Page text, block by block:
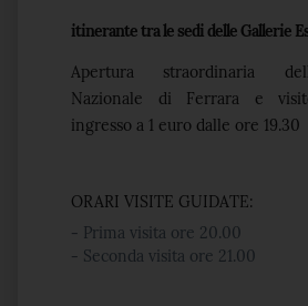
itinerante tra le sedi delle Gallerie
Apertura straordinaria
Nazionale di Ferrara e
ingresso a 1 euro dalle ore 19.30
ORARI VISITE GUIDATE:
- Prima visita ore 20.00
- Seconda visita ore 21.00